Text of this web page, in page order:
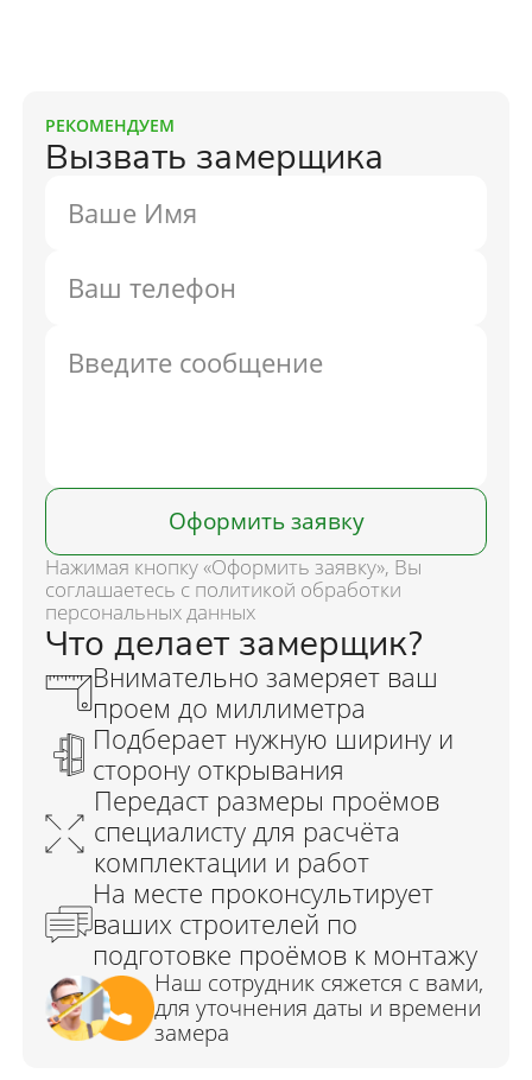
РЕКОМЕНДУЕМ
Вызвать замерщика
Оформить заявку
Нажимая кнопку «Оформить заявку», Вы
соглашаетесь с политикой обработки
персональных данных